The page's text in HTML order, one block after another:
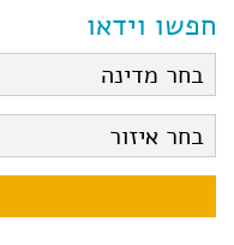
חפשו וידאו